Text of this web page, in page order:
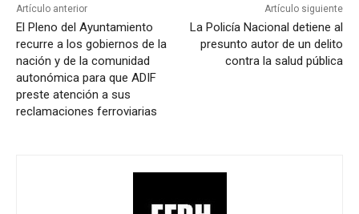
Artículo anterior
El Pleno del Ayuntamiento
recurre a los gobiernos de la
nación y de la comunidad
autonómica para que ADIF
preste atención a sus
reclamaciones ferroviarias
Artículo siguiente
La Policía Nacional detiene al
presunto autor de un delito
contra la salud pública